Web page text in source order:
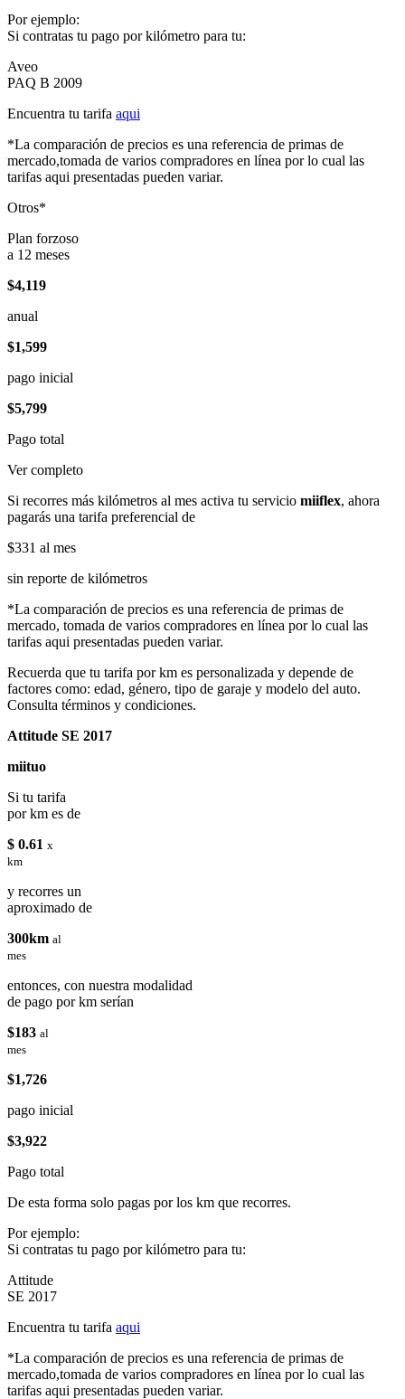
Por ejemplo:
Si contratas tu pago por kilómetro para tu:
Aveo
PAQ B 2009
Encuentra tu tarifa aqui
*La comparación de precios es una referencia de primas de
mercado,tomada de varios compradores en línea por lo cual las
tarifas aqui presentadas pueden variar.
Otros*
Plan forzoso
a 12 meses
$4,119
anual
$1,599
pago inicial
$5,799
Pago total
Ver completo
Si recorres más kilómetros al mes activa tu servicio miiflex, ahora
pagarás una tarifa preferencial de
$331 al mes
sin reporte de kilómetros
*La comparación de precios es una referencia de primas de
mercado, tomada de varios compradores en línea por lo cual las
tarifas aqui presentadas pueden variar.
Recuerda que tu tarifa por km es personalizada y depende de
factores como: edad, género, tipo de garaje y modelo del auto.
Consulta términos y condiciones.
Attitude SE 2017
miituo
Si tu tarifa
por km es de
$ 0.61 x
km
y recorres un
aproximado de
300km al
mes
entonces, con nuestra modalidad
de pago por km serían
$183 al
mes
$1,726
pago inicial
$3,922
Pago total
De esta forma solo pagas por los km que recorres.
Por ejemplo:
Si contratas tu pago por kilómetro para tu:
Attitude
SE 2017
Encuentra tu tarifa aqui
*La comparación de precios es una referencia de primas de
mercado,tomada de varios compradores en línea por lo cual las
tarifas aqui presentadas pueden variar.